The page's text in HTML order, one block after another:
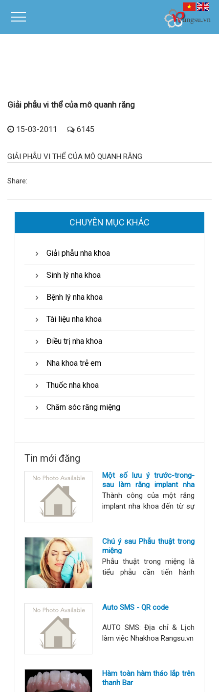
Giải phẫu vi thể của mô quanh răng
15-03-2011 6145
GIẢI PHẪU VI THỂ CỦA MÔ QUANH RĂNG
Share:
CHUYÊN MỤC KHÁC
Giải phẫu nha khoa
Sinh lý nha khoa
Bệnh lý nha khoa
Tài liệu nha khoa
Điều trị nha khoa
Nha khoa trẻ em
Thuốc nha khoa
Chăm sóc răng miệng
Tin mới đăng
Một số lưu ý trước-trong-
sau làm răng implant nha
khoa
Thành công của một răng
implant nha khoa đến từ sự
hợp hợp tác của người được
làm răng implant: Các điều
kiện cần để tối ưu: Cung cấp
đầy đủ thông tin tình trạng
dụng răng trong giới hạn tải
Chú ý sau Phẫu thuật trong
miệng
Phẫu thuật trong miệng là
tiểu phẫu cần tiến hành
răng trong nắn chỉnh răng,
thừa, nhổ răng kẹ, lạc chỗ,
tháo vít nẹp xương, cấy
neo chặn, thay các phụ kiện
trong quá
Auto SMS - QR code
AUTO SMS: Địa chỉ & Lịch
làm việc Nhakhoa Rangsu.vn
Hàm toàn hàm tháo lắp trên
thanh Bar